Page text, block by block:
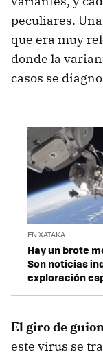
peculiares.
que era muy
donde la
casos se
EN XATAKA
Hay un brote
Son noticias
exploración
El giro de
este virus se